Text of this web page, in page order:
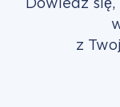
Dowiedz
z